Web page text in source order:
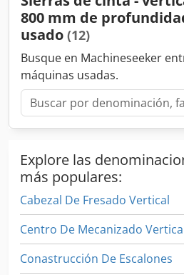
800 mm de
usado (12)
Busque en Machineseeker
máquinas usadas.
Explore las
más populares:
Cabezal De Fresado Vertical
Centro De Mecanizado
Conastrucción De Escalones